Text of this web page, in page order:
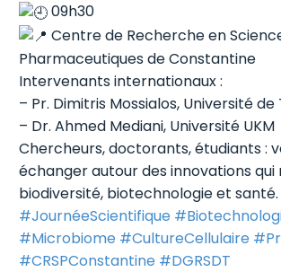
09h30
Centre de Recherche en
Pharmaceutiques de Constantine
Intervenants internationaux :
– Pr. Dimitris Mossialos, Université de
– Dr. Ahmed Mediani, Université UKM
Chercheurs, doctorants, étudiants :
échanger autour des innovations qui
biodiversité, biotechnologie et santé.
#JournéeScientifique
#Microbiome #CultureCellulaire
#CRSPConstantine #DGRSDT